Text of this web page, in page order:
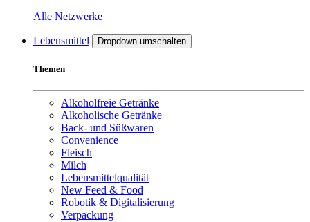
Alle Netzwerke
Lebensmittel Dropdown umschalten
Themen
Alkoholfreie Getränke
Alkoholische Getränke
Back- und Süßwaren
Convenience
Fleisch
Milch
Lebensmittelqualität
New Feed & Food
Robotik & Digitalisierung
Verpackung